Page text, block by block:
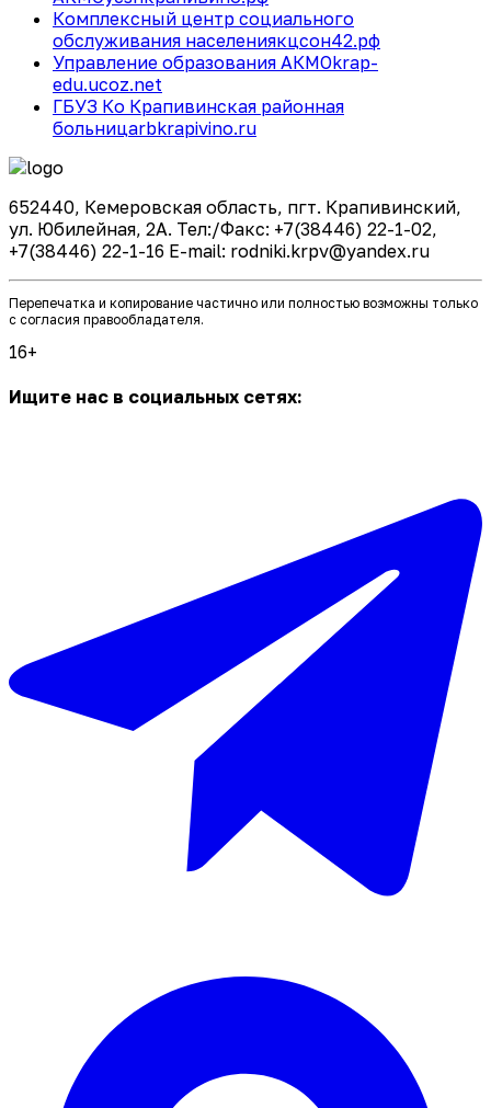
Комплексный центр социального
обслуживания населениякцсон42.рф
Управление образования АКМОkrap-
edu.ucoz.net
ГБУЗ Ко Крапивинская районная
больницаrbkrapivino.ru
652440, Кемеровская область, пгт. Крапивинский,
ул. Юбилейная, 2А. Тел:/Факс: +7(38446) 22-1-02,
+7(38446) 22-1-16 E-mail: rodniki.krpv@yandex.ru
Перепечатка и копирование частично или полностью возможны только
с согласия правообладателя.
16+
Ищите нас в социальных сетях: